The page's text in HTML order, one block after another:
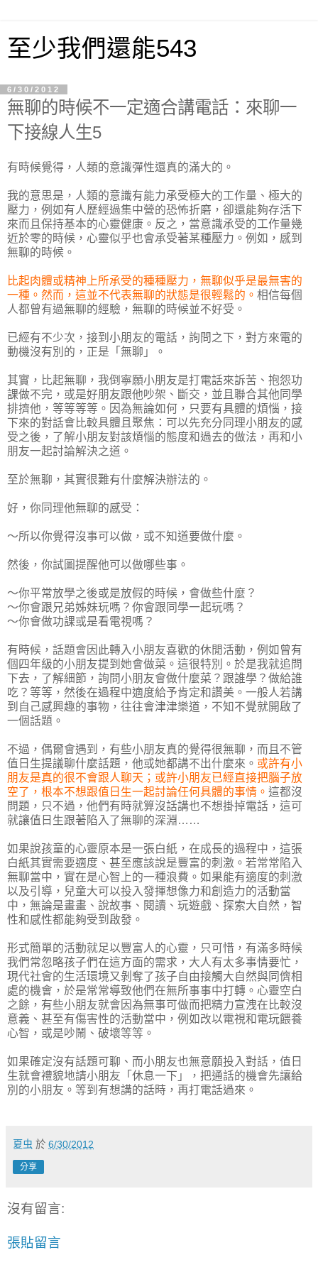
至少我們還能543
6/30/2012
無聊的時候不一定適合講電話：來聊一
下接線人生5
有時候覺得，人類的意識彈性還真的滿大的。
我的意思是，人類的意識有能力承受極大的工作量、極大的
壓力，例如有人歷經過集中營的恐怖折磨，卻還能夠存活下
來而且保持基本的心靈健康。反之，當意識承受的工作量幾
近於零的時候，心靈似乎也會承受著某種壓力。例如，感到
無聊的時候。
比起肉體或精神上所承受的種種壓力，無聊似乎是最無害的
一種。然而，這並不代表無聊的狀態是很輕鬆的。 相信每個
人都曾有過無聊的經驗，無聊的時候並不好受。
已經有不少次，接到小朋友的電話，詢問之下，對方來電的
動機沒有別的，正是「無聊」。
其實，比起無聊，我倒寧願小朋友是打電話來訴苦、抱怨功
課做不完，或是好朋友跟他吵架、斷交，並且聯合其他同學
排擠他，等等等等。因為無論如何，只要有具體的煩惱，接
下來的對話會比較具體且聚焦：可以先充分同理小朋友的感
受之後，了解小朋友對該煩惱的態度和過去的做法，再和小
朋友一起討論解決之道。
至於無聊，其實很難有什麼解決辦法的。
好，你同理他無聊的感受：
～所以你覺得沒事可以做，或不知道要做什麼。
然後，你試圖提醒他可以做哪些事。
～你平常放學之後或是放假的時候，會做些什麼？
～你會跟兄弟姊妹玩嗎？你會跟同學一起玩嗎？
～你會做功課或是看電視嗎？
有時候，話題會因此轉入小朋友喜歡的休閒活動，例如曾有
個四年級的小朋友提到她會做菜。這很特別。於是我就追問
下去，了解細節，詢問小朋友會做什麼菜？跟誰學？做給誰
吃？等等，然後在過程中適度給予肯定和讚美。一般人若講
到自己感興趣的事物，往往會津津樂道，不知不覺就開啟了
一個話題。
不過，偶爾會遇到，有些小朋友真的覺得很無聊，而且不管
值日生提議聊什麼話題，他或她都講不出什麼來。 或許有小
朋友是真的很不會跟人聊天；或許小朋友已經直接把腦子放
空了，根本不想跟值日生一起討論任何具體的事情。 這都沒
問題，只不過，他們有時就算沒話講也不想掛掉電話，這可
就讓值日生跟著陷入了無聊的深淵……
如果說孩童的心靈原本是一張白紙，在成長的過程中，這張
白紙其實需要適度、甚至應該說是豐富的刺激。若常常陷入
無聊當中，實在是心智上的一種浪費。如果能有適度的刺激
以及引導，兒童大可以投入發揮想像力和創造力的活動當
中，無論是畫畫、說故事、閱讀、玩遊戲、探索大自然，智
性和感性都能夠受到啟發。
形式簡單的活動就足以豐富人的心靈，只可惜，有滿多時候
我們常忽略孩子們在這方面的需求，大人有太多事情要忙，
現代社會的生活環境又剝奪了孩子自由接觸大自然與同儕相
處的機會，於是常常導致他們在無所事事中打轉。心靈空白
之餘，有些小朋友就會因為無事可做而把精力宣洩在比較沒
意義、甚至有傷害性的活動當中，例如改以電視和電玩餵養
心智，或是吵鬧、破壞等等。
如果確定沒有話題可聊、而小朋友也無意願投入對話，值日
生就會禮貌地請小朋友「休息一下」，把通話的機會先讓給
別的小朋友。等到有想講的話時，再打電話過來。
夏虫 於 6/30/2012
分享
沒有留言:
張貼留言